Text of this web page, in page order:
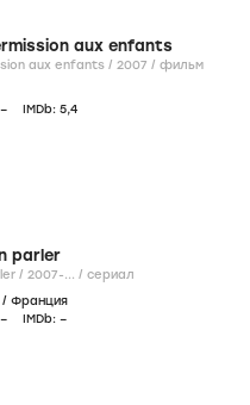
aux enfants
Demandez la permission aux enfants / 2007 / фильм
– IMDb: 5,4
parler
Dix films pour en parler / 2007-... / сериал
/ Франция
– IMDb: –